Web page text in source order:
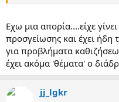
Εχω μια απορία....είχε
προσγείωσης και έχει ήδη
για προβλήματα
έχει ακόμα 'θέματα' ο
jj_lgkr